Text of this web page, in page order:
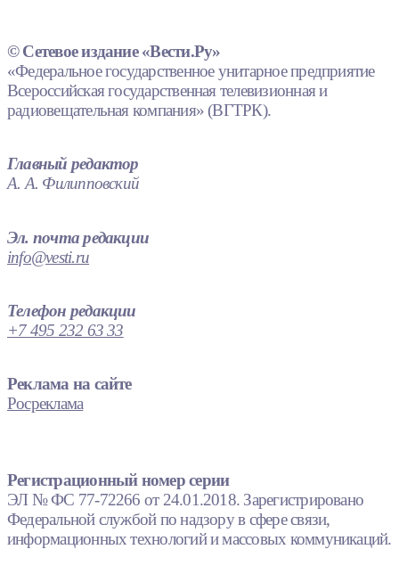
© Сетевое издание «Вести.Ру»
«Федеральное государственное унитарное предприятие
Всероссийская государственная телевизионная и
радиовещательная компания» (ВГТРК).
Главный редактор
А. А. Филипповский
Эл. почта редакции
info@vesti.ru
Телефон редакции
+7 495 232 63 33
Реклама на сайте
Росреклама
Регистрационный номер серии
ЭЛ № ФС 77-72266 от 24.01.2018. Зарегистрировано
Федеральной службой по надзору в сфере связи,
информационных технологий и массовых коммуникаций.